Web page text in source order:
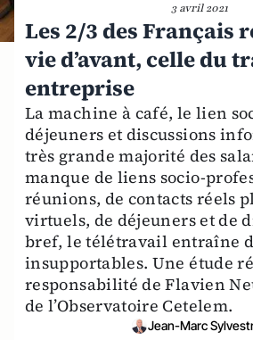
3 avril 2021
Les 2/3 des Français
vie d’avant, celle du
entreprise
La machine à café, le lien
déjeuners et discussions
très grande majorité des
manque de liens socio-
réunions, de contacts réels
virtuels, de déjeuners et de
bref, le télétravail entraîne
insupportables. Une étude
responsabilité de Flavien
de l’Observatoire Cetelem.
Jean-Marc